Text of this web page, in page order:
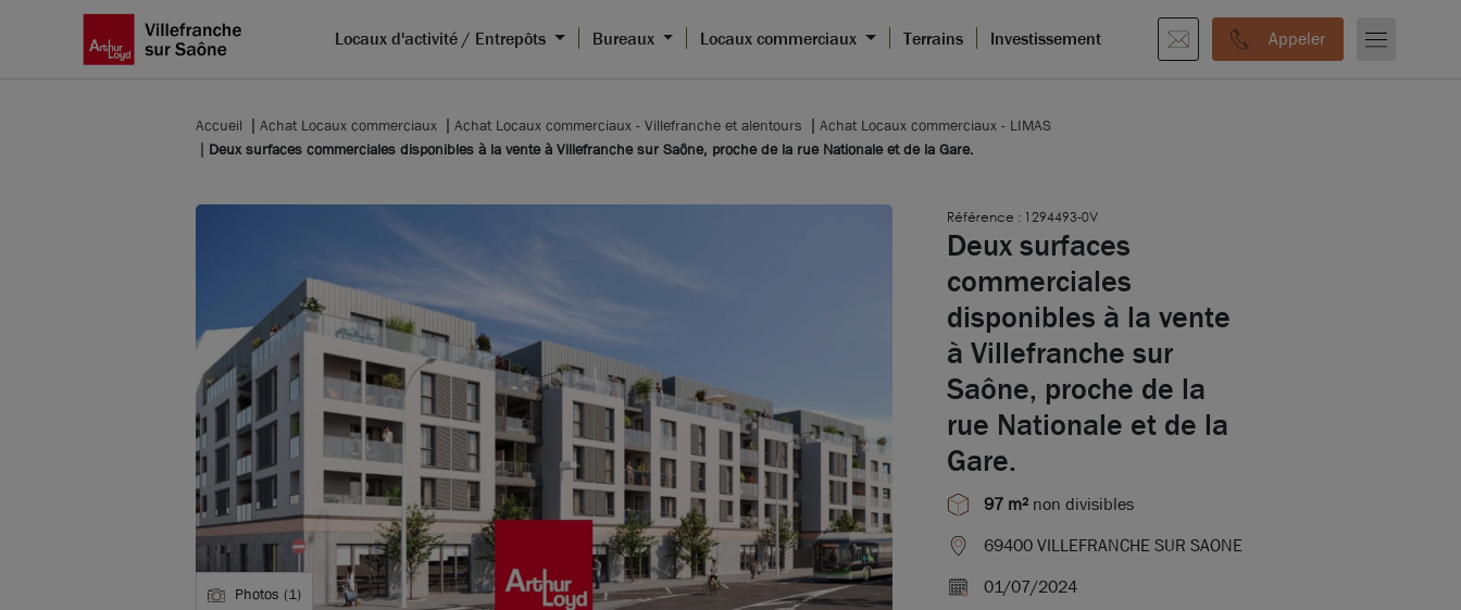
Locaux d'activité / Entrepôts Bureaux Locaux commerciaux Terrains Investissement Appeler
Accueil Achat Locaux commerciaux Achat Locaux commerciaux - Villefranche et alentours
Achat Locaux commerciaux - LIMAS
Deux surfaces commerciales disponibles à la vente à Villefranche sur Saône, proche de la rue Nationale et de la Gare.
Référence : 1294493-0V
Deux surfaces
commerciales
disponibles à la vente
à Villefranche sur
Saône, proche de la
rue Nationale et de la
Gare.
97 m² non divisibles
69400 VILLEFRANCHE SUR SAONE
01/07/2024
Photos (1)